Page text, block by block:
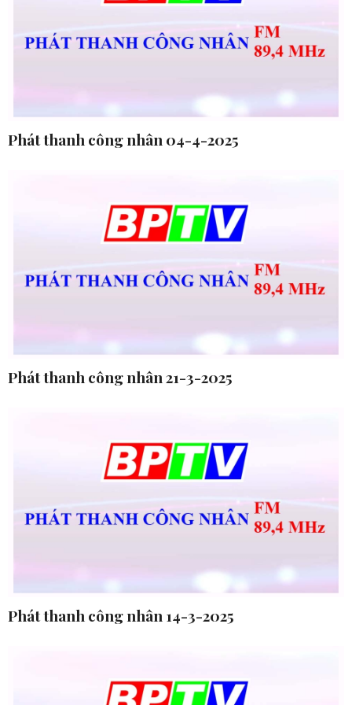
Phát thanh công nhân 04-4-2025
Phát thanh công nhân 21-3-2025
Phát thanh công nhân 14-3-2025